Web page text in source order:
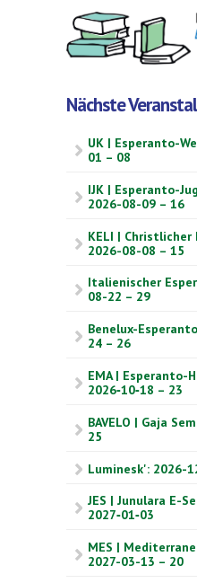
Nächste
UK | Esperanto-
01 – 08
IJK | Esperanto-
2026-08-09 – 16
KELI | Christlicher
2026-08-08 – 15
Italienischer
08-22 – 29
Benelux-
24 – 26
EMA | Esperanto-
2026‑10‑18 – 23
BAVELO | Gaja
25
Luminesk': 2026-
JES | Junulara E-
2027‑01‑03
MES |
2027-03-13 – 20